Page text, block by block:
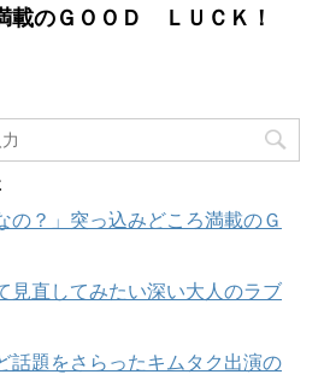
載のＧＯＯＤ ＬＵＣＫ！
の？」突っ込みどころ満載のＧ
見直してみたい深い大人のラブ
話題をさらったキムタク出演の